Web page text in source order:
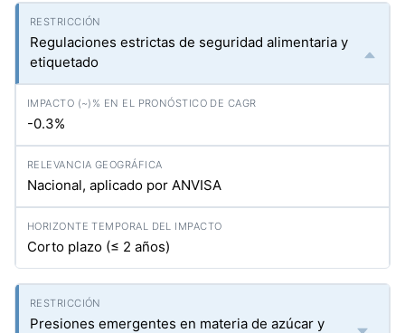
Regulaciones estrictas de seguridad alimentaria y
etiquetado
-0.3%
Nacional, aplicado por ANVISA
Corto plazo (≤ 2 años)
Presiones emergentes en materia de azúcar y